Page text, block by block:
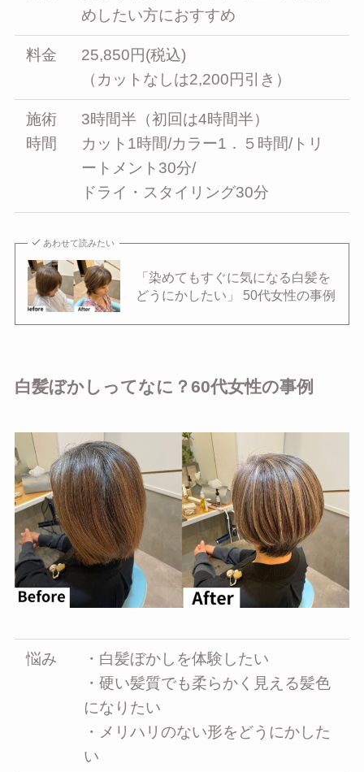
めしたい方におすすめ
料金
25,850円(税込)
（カットなしは2,200円引き）
施術
時間
3時間半（初回は4時間半）
カット1時間/カラー1．５時間/トリ
ートメント30分/
ドライ・スタイリング30分
あわせて読みたい
「染めてもすぐに気になる白髪を
どうにかしたい」 50代女性の事例
白髪ぼかしってなに？60代女性の事例
悩み
・白髪ぼかしを体験したい
・硬い髪質でも柔らかく見える髪色
になりたい
・メリハリのない形をどうにかした
い